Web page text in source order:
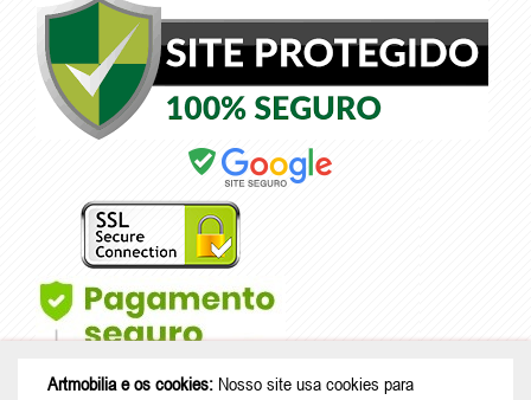
Artmobilia e os cookies: Nosso site usa cookies para